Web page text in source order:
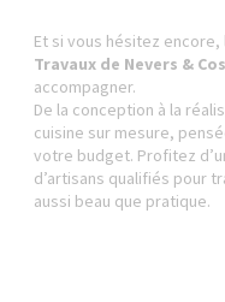
Et si vous hésitez
Travaux de Nevers &
accompagner.
De la conception à la
cuisine sur mesure,
votre budget. Profitez
d’artisans qualifiés pour
aussi beau que pratique.